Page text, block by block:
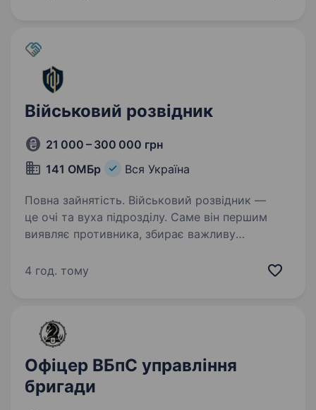
Військовий розвідник
21 000 – 300 000 грн
141 ОМБр
Вся Україна
Повна зайнятість. Військовий розвідник —
це очі та вуха підрозділу. Саме він першим
виявляє противника, збирає важливу
та допомагає командуванню приймати
4 год. тому
Офіцер ВБпС управління
бригади